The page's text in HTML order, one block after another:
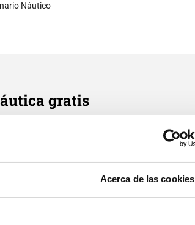
Acerca de las cookies
Náutico
gratis